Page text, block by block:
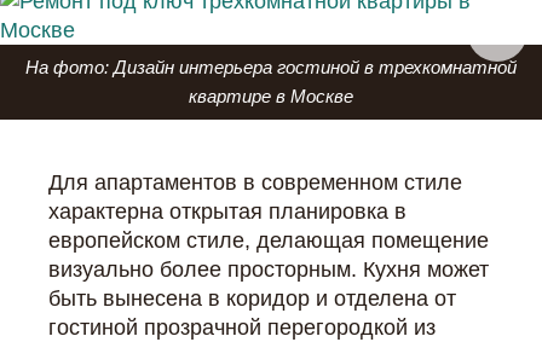
На фото: Дизайн интерьера гостиной в трехкомнатной
квартире в Москве
Для апартаментов в современном стиле
характерна открытая планировка в
европейском стиле, делающая помещение
визуально более просторным. Кухня может
быть вынесена в коридор и отделена от
гостиной прозрачной перегородкой из